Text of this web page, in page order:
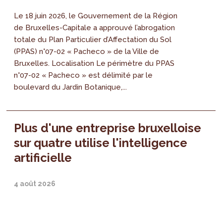
Le 18 juin 2026, le Gouvernement de la Région
de Bruxelles-Capitale a approuvé l’abrogation
totale du Plan Particulier d’Affectation du Sol
(PPAS) n°07-02 « Pacheco » de la Ville de
Bruxelles. Localisation Le périmètre du PPAS
n°07-02 « Pacheco » est délimité par le
boulevard du Jardin Botanique,...
Plus d'une entreprise bruxelloise
sur quatre utilise l'intelligence
artificielle
4 août 2026